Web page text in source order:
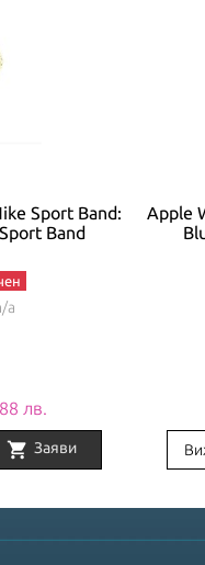
Sport Band:
Band
a
лв.
shopping_cart Заяви
Apple